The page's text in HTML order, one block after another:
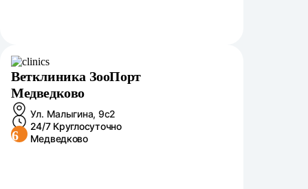
Ветклиника ЗооПорт
Медведково
Ул. Малыгина, 9с2
24/7 Круглосуточно
6 Медведково